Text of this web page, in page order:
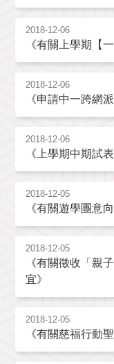
2018-12-06
《有關上學期【
2018-12-06
《申請中一跨網
2018-12-06
《上學期中期試
2018-12-05
《有關遊學團意
2018-12-05
《有關徵收「親
宜》
2018-12-05
《有關慈福行動